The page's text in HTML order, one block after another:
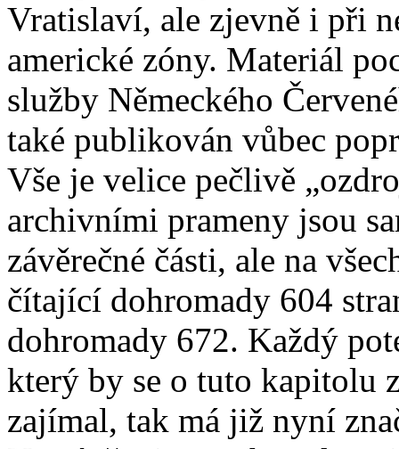
Vratislaví, ale zjevně i při
americké zóny. Materiál
služby Německého
také publikován vůbec
Vše je velice pečlivě
archivními prameny jsou
závěrečné části, ale na
čítající dohromady 604
dohromady 672. Každý
který by se o tuto kapitolu
zajímal, tak má již nyní